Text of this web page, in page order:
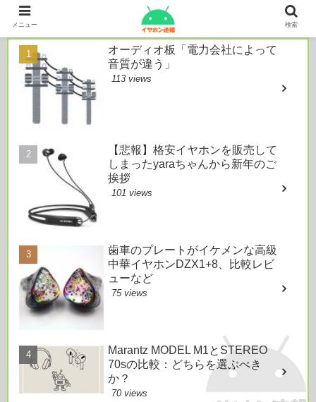
本日のおすすめ
オーディオ板「電力会社によって
音質が違う」
113 views
【悲報】格安イヤホンを販売して
しまったyaraちゃんから新年のご
挨拶
101 views
歯車のプレートがイケメンな高級
中華イヤホンDZX1+8、比較レビ
ューなど
75 views
Marantz MODEL M1とSTEREO
70sの比較：どちらを選ぶべき
か？
70 views
メニュー 検索